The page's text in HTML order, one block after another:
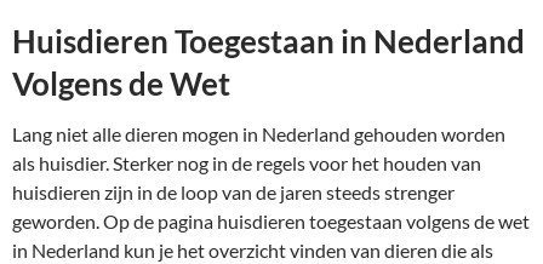
Huisdieren Toegestaan in Nederland
Volgens de Wet
Lang niet alle dieren mogen in Nederland gehouden worden
als huisdier. Sterker nog in de regels voor het houden van
huisdieren zijn in de loop van de jaren steeds strenger
geworden. Op de pagina huisdieren toegestaan volgens de wet
in Nederland kun je het overzicht vinden van dieren die als